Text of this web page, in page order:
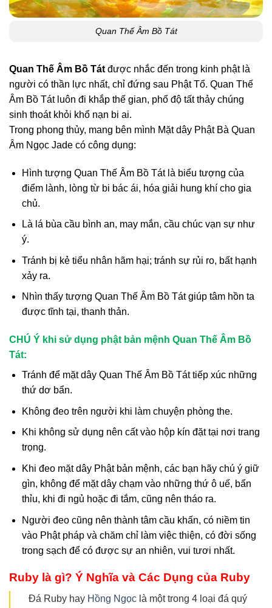
Quan Thế Âm Bồ Tát
Quan Thế Âm Bồ Tát được nhắc đến trong kinh phật là
người có thần lực nhất, chỉ đứng sau Phật Tổ. Quan Thế
Âm Bồ Tát luôn đi khắp thế gian, phổ độ tất thảy chúng
sinh thoát khỏi khổ nạn bi ai.
Trong phong thủy, mang bên mình Mặt dây Phật Bà Quan
Âm Ngọc Jade có công dụng:
Hình tượng Quan Thế Âm Bồ Tát là biểu tượng của
điểm lành, lòng từ bi bác ái, hóa giải hung khí cho gia
chủ.
Là lá bùa cầu bình an, may mắn, cầu chúc vạn sự như
ý.
Tránh bị kẻ tiểu nhân hãm hại; tránh sự rủi ro, bất hạnh
xảy ra.
Nhìn thấy tượng Quan Thế Âm Bồ Tát giúp tâm hồn ta
được tĩnh tại, thanh thản.
CHÚ Ý khi sử dụng phật bản mệnh Quan Thế Âm Bồ
Tát:
Tránh để mặt dây Quan Thế Âm Bồ Tát tiếp xúc những
thứ dơ bẩn.
Không đeo trên người khi làm chuyện phòng the.
Khi không sử dụng nên cất vào hộp kín đặt tại nơi trang
trọng.
Khi đeo mặt dây Phật bản mệnh, các bạn hãy chú ý giữ
gìn, không để mặt dây chạm vào những thứ ô uế, bẩn
thỉu, khi đi ngủ hoặc đi tắm, cũng nên tháo ra.
Người đeo cũng nên thành tâm cầu khấn, có niềm tin
vào Phật pháp và chăm chỉ làm việc thiện, có đời sống
trong sạch để có được sự an nhiên, vui tươi nhất.
Ruby là gì? Ý Nghĩa và Các Dụng của Ruby
Đá Ruby hay Hồng Ngọc là một trong 4 loại đá quý